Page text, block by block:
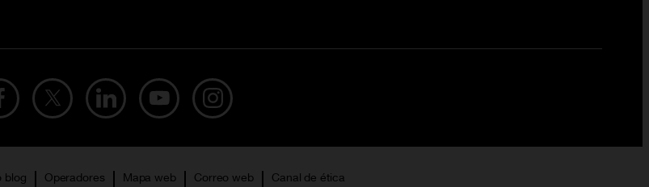
blog Operadores Mapa web Correo web Canal de ética